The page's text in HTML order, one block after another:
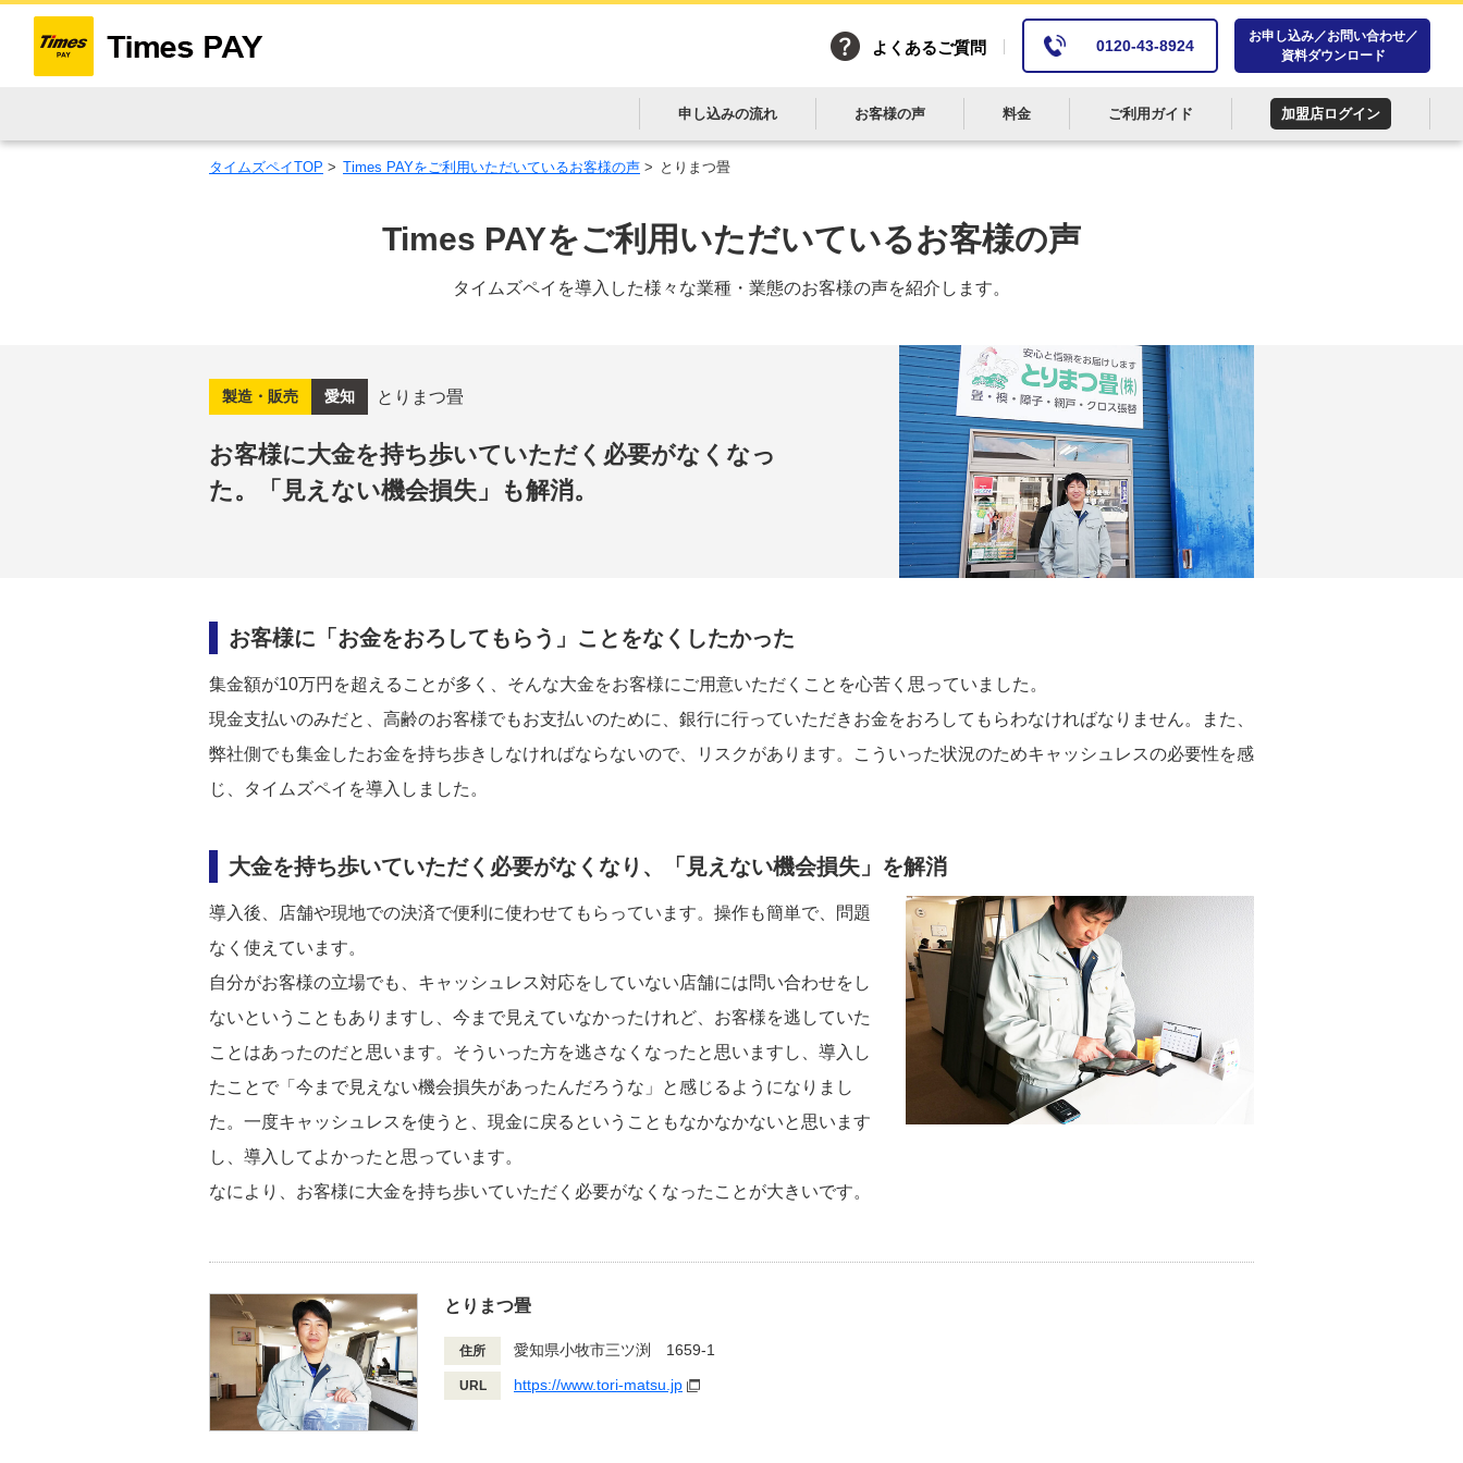
よくあるご質問 0120-43-8924
お申し込み／お問い合わせ／
資料ダウンロード
申し込みの流れ お客様の声 料金 ご利用ガイド 加盟店ログイン
タイムズペイTOP > Times PAYをご利用いただいているお客様の声 > とりまつ畳
Times PAYをご利用いただいているお客様の声
タイムズペイを導入した様々な業種・業態のお客様の声を紹介します。
製造・販売 愛知 とりまつ畳
お客様に大金を持ち歩いていただく必要がなくなっ
た。「見えない機会損失」も解消。
お客様に「お金をおろしてもらう」ことをなくしたかった
集金額が10万円を超えることが多く、そんな大金をお客様にご用意いただくことを心苦く思っていました。
現金支払いのみだと、高齢のお客様でもお支払いのために、銀行に行っていただきお金をおろしてもらわなければなりません。また、
弊社側でも集金したお金を持ち歩きしなければならないので、リスクがあります。こういった状況のためキャッシュレスの必要性を感
じ、タイムズペイを導入しました。
大金を持ち歩いていただく必要がなくなり、「見えない機会損失」を解消
導入後、店舗や現地での決済で便利に使わせてもらっています。操作も簡単で、問題
なく使えています。
自分がお客様の立場でも、キャッシュレス対応をしていない店舗には問い合わせをし
ないということもありますし、今まで見えていなかったけれど、お客様を逃していた
ことはあったのだと思います。そういった方を逃さなくなったと思いますし、導入し
たことで「今まで見えない機会損失があったんだろうな」と感じるようになりまし
た。一度キャッシュレスを使うと、現金に戻るということもなかなかないと思います
し、導入してよかったと思っています。
なにより、お客様に大金を持ち歩いていただく必要がなくなったことが大きいです。
とりまつ畳
住所 愛知県小牧市三ツ渕 1659-1
URL https://www.tori-matsu.jp